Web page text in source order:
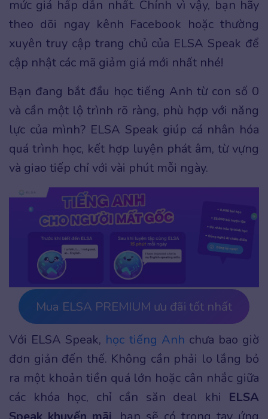
mức giá hấp dẫn nhất. Chính vì vậy, bạn hãy
theo dõi ngay kênh Facebook hoặc thường
xuyên truy cập trang chủ của ELSA Speak để
cập nhật các mã giảm giá mới nhất nhé!
Bạn đang bắt đầu học tiếng Anh từ con số 0
và cần một lộ trình rõ ràng, phù hợp với năng
lực của mình? ELSA Speak giúp cá nhân hóa
quá trình học, kết hợp luyện phát âm, từ vựng
và giao tiếp chỉ với vài phút mỗi ngày.
Mua ELSA PREMIUM ưu đãi tốt nhất
Với ELSA Speak, học tiếng Anh chưa bao giờ
đơn giản đến thế. Không cần phải lo lắng bỏ
ra một khoản tiền quá lớn hoặc cân nhắc giữa
các khóa học, chỉ cần săn deal khi ELSA